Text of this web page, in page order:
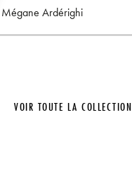
Mégane Ardérighi
VOIR TOUTE LA COLLECTION